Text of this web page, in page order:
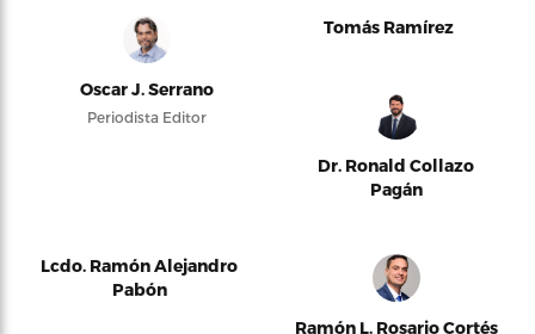
Oscar J. Serrano
Periodista Editor
Tomás Ramírez
Dr. Ronald Collazo
Pagán
Lcdo. Ramón Alejandro
Pabón
Ramón L. Rosario Cortés